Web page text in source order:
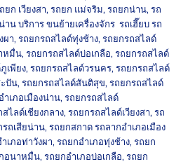
ยก เวียงสา,รถยก แม่จริม,รถยกน่าน,รถ
าน บริการ ขนย้ายเครื่องจักร รถเฮี๊ยบ รถ
ผา,รถยกรถสไลด์ทุ่งช้าง,รถยกรถสไลด์
หมื่น,รถยกรถสไลด์บ่อเกลือ,รถยกรถสไลด์
เพียง,รถยกรถสไลด์วรนคร,รถยกรถสไลด์
ปัน,รถยกรถสไลด์สันติสุข,รถยกรถสไลด์
เภอเมืองน่าน,รถยกรถสไลด์
ไลด์เชียงกลาง,รถยกรถสไลด์เวียงสา,รถ
รถเสียน่าน,รถยกสกาด รถลากอำเภอเมือง
เภอท่าวังผา,รถยกอำเภอทุ่งช้าง,รถยก
อนาหมื่น,รถยกอำเภอบ่อเกลือ,รถยก